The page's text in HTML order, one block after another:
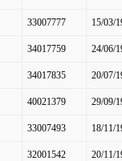
33007777 15/03/
34017759 24/06/
34017835 20/07/
40021379 29/09/
33007493 18/11/
32001542 20/11/